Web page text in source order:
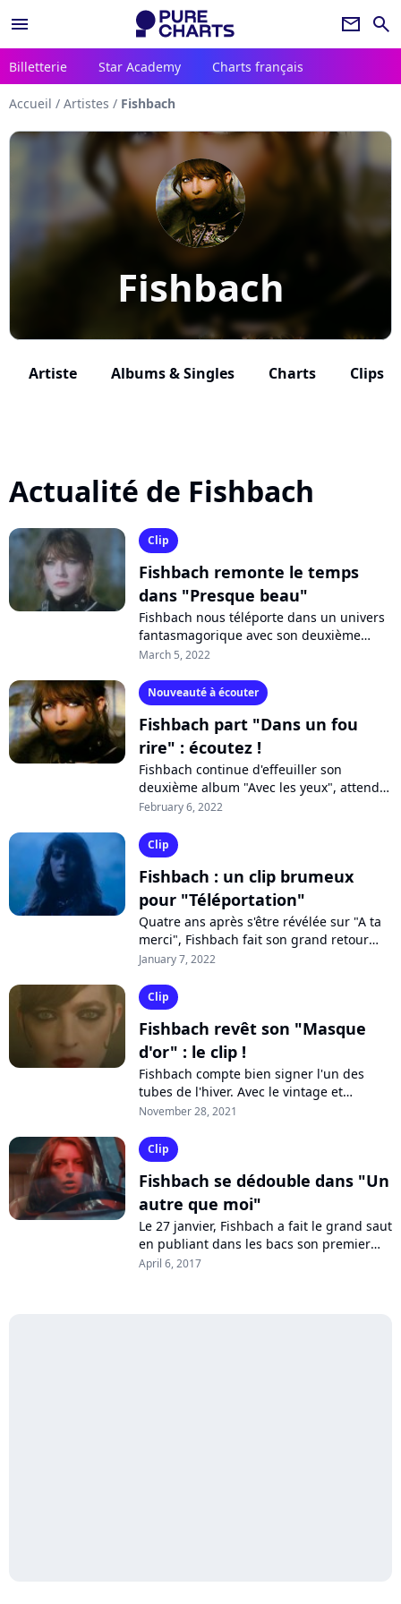
menu newsletter search
Billetterie Star Academy Charts français
Accueil / Artistes / Fishbach
Fishbach
Artiste Albums & Singles Charts Clips
Actualité de Fishbach
Clip
Fishbach remonte le temps
dans "Presque beau"
Fishbach nous téléporte dans un univers
fantasmagorique avec son deuxième
album "Avec les yeux". Après "Masque
March 5, 2022
Nouveauté à écouter
Fishbach part "Dans un fou
rire" : écoutez !
Fishbach continue d'effeuiller son
deuxième album "Avec les yeux", attendu
dans les bacs le 25 février prochain.
February 6, 2022
Clip
Fishbach : un clip brumeux
pour "Téléportation"
Quatre ans après s'être révélée sur "A ta
merci", Fishbach fait son grand retour
avec "Téléportation", une chanson à
January 7, 2022
Clip
Fishbach revêt son "Masque
d'or" : le clip !
Fishbach compte bien signer l'un des
tubes de l'hiver. Avec le vintage et
irrésistible "Masque d'or", la chanteuse
November 28, 2021
Clip
Fishbach se dédouble dans "Un
autre que moi"
Le 27 janvier, Fishbach a fait le grand saut
en publiant dans les bacs son premier
album "A ta merci". Son talent, la
April 6, 2017